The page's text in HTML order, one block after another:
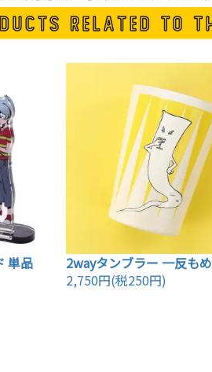
単品
2wayタンブラー 一反も
2,750円(税250円)